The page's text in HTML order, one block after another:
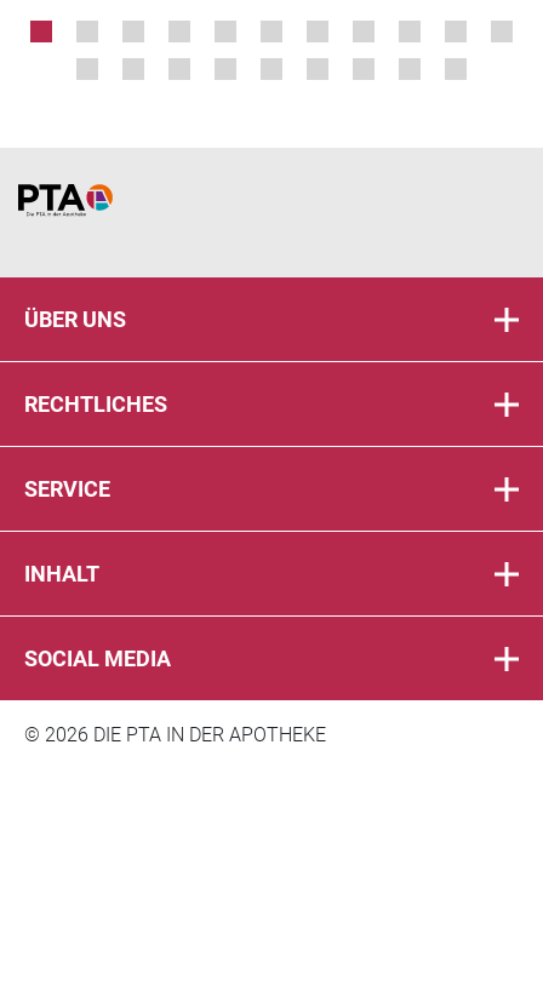
Home
ÜBER UNS
RECHTLICHES
SERVICE
INHALT
SOCIAL MEDIA
© 2026 DIE PTA IN DER APOTHEKE